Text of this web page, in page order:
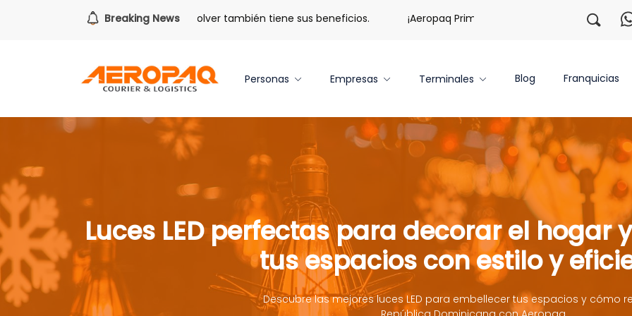
Breaking News
Para todo lo que viene. Volver también tiene sus beneficios. ¡Aeropaq Prime TE DA MÁS! ¡Regístrate
Personas Empresas Terminales Blog Franquicias
Luces LED perfectas para decorar el hogar
tus espacios con estilo y
Descubre las mejores luces LED para embellecer tus espacios y cómo